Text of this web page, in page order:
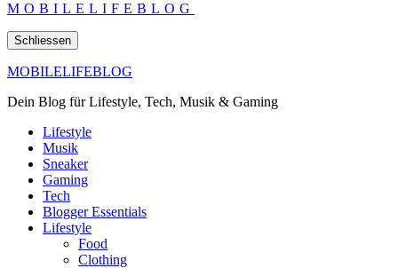
MOBILELIFEBLOG
Schliessen
MOBILELIFEBLOG
Dein Blog für Lifestyle, Tech, Musik & Gaming
Lifestyle
Musik
Sneaker
Gaming
Tech
Blogger Essentials
Lifestyle
Food
Clothing